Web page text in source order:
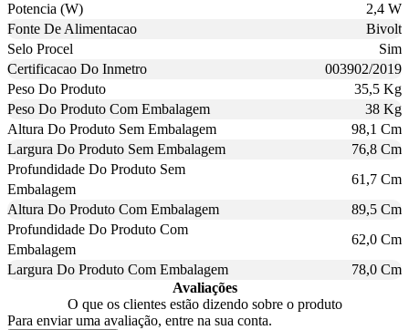
Potencia (W)
2,4 W
Fonte De Alimentacao
Bivolt
Selo Procel
Sim
Certificacao Do Inmetro
003902/2019
Peso Do Produto
35,5 Kg
Peso Do Produto Com Embalagem
38 Kg
Altura Do Produto Sem Embalagem
98,1 Cm
Largura Do Produto Sem Embalagem
76,8 Cm
Profundidade Do Produto Sem
Embalagem
61,7 Cm
Altura Do Produto Com Embalagem
89,5 Cm
Profundidade Do Produto Com
Embalagem
62,0 Cm
Largura Do Produto Com Embalagem
78,0 Cm
Avaliações
O que os clientes estão dizendo sobre o produto
Para enviar uma avaliação, entre na sua conta.